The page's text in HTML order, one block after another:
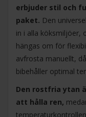
erbjuder stil och
paket. Den
in i alla köksmiljöer,
hängas om för
avfrosta manuellt,
bibehåller optimal
Den rostfria ytan
att hålla ren,